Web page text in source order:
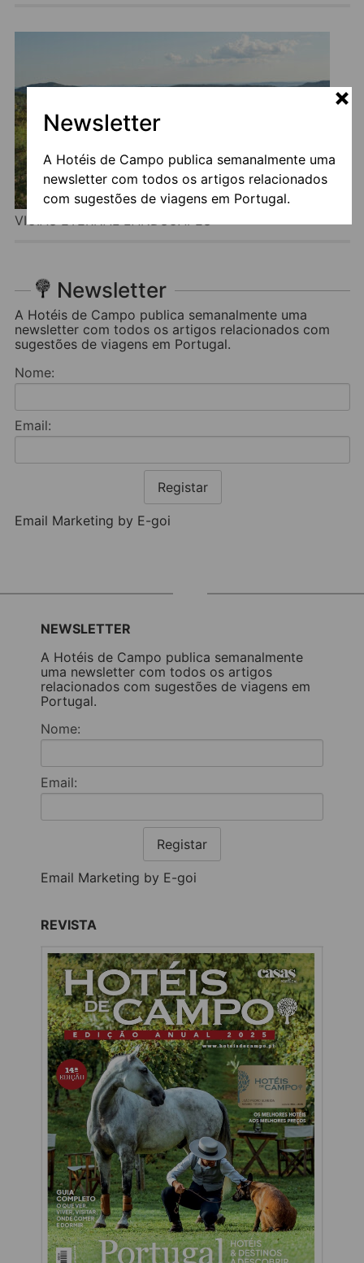
Newsletter
A Hotéis de Campo publica semanalmente uma
newsletter com todos os artigos relacionados
com sugestões de viagens em Portugal.
VIGIAS ETERNAL LANDSCAPES
Newsletter
A Hotéis de Campo publica semanalmente uma
newsletter com todos os artigos relacionados com
sugestões de viagens em Portugal.
Nome:
Email:
Registar
Email Marketing by E-goi
NEWSLETTER
A Hotéis de Campo publica semanalmente
uma newsletter com todos os artigos
relacionados com sugestões de viagens em
Portugal.
Nome:
Email:
Registar
Email Marketing by E-goi
REVISTA